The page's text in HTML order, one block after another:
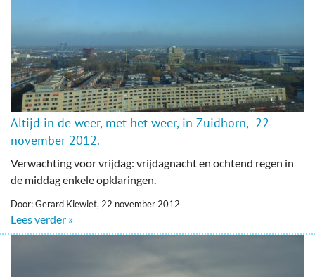
Altijd in de weer, met het weer, in Zuidhorn, 22
november 2012.
Verwachting voor vrijdag: vrijdagnacht en ochtend regen in
de middag enkele opklaringen.
Door: Gerard Kiewiet, 22 november 2012
Lees verder »